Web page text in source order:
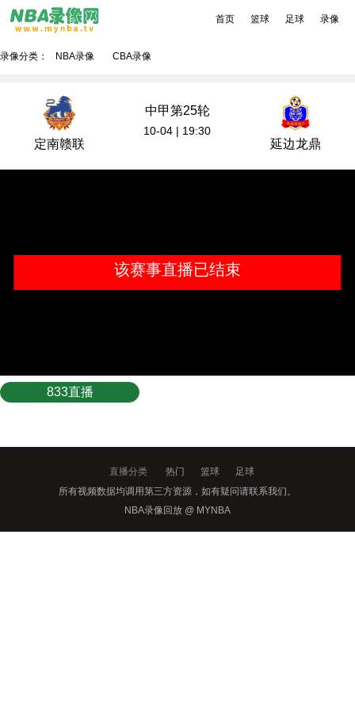
首页 篮球 足球 录像
录像分类： NBA录像 CBA录像
定南赣联
中甲第25轮
10-04 | 19:30
延边龙鼎
该赛事直播已结束
833直播
直播分类 热门 篮球
足球
所有视频数据均调用第三方资源，如有疑问请联系我们。
NBA录像回放 @ MYNBA